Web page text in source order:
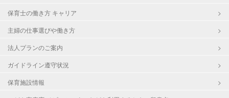
保育士の働き方 キャリア
主婦の仕事選びや働き方
法人プランのご案内
ガイドライン遵守状況
保育施設情報